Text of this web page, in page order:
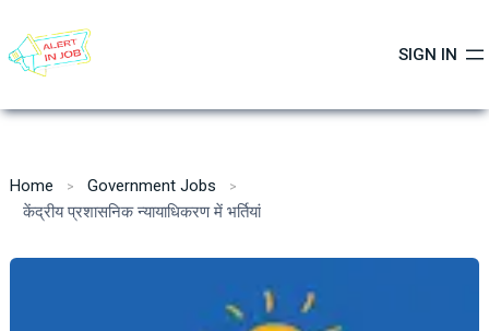
content
SIGN IN
Home
Government Jobs
केंद्रीय प्रशासनिक न्यायाधिकरण में भर्तियां